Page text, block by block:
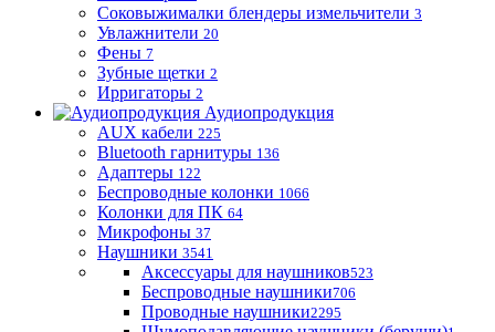
Соковыжималки блендеры измельчители 3
Увлажнители 20
Фены 7
Зубные щетки 2
Ирригаторы 2
Аудиопродукция
AUX кабели 225
Bluetooth гарнитуры 136
Адаптеры 122
Беспроводные колонки 1066
Колонки для ПК 64
Микрофоны 37
Наушники 3541
Аксессуары для наушников523
Беспроводные наушники706
Проводные наушники2295